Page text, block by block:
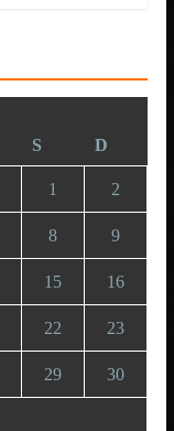
S D
1 2
8 9
15 16
22 23
29 30